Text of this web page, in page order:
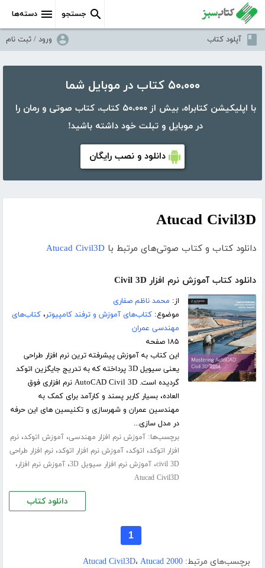
دسته‌ها جستجو
آپلود کتاب ورود / ثبت نام
۵۰،۰۰۰ کتاب در موبایل شما
با اپلیکیشن کتابراه، بیش از ۵۰،۰۰۰ کتاب، کتاب صوتی و رمان را
در موبایل و تبلت خود داشته باشید!
دانلود و نصب رایگان
Atucad Civil3D
دانلود کتاب و کتاب صوتی‌های مرتبط با Atucad Civil3D
دانلود کتاب آموزش نرم افزار Civil 3D
از: محمد ناظم صفاری
موضوع:کتاب‌های آموزش و ترفند کامپیوتر،کتاب‌های
مهندسی عمران
۱۸۵ صفحه
این کتاب به آموزش پیشرفته ترین نرم افزار طراحی
یعنی سیویل 3D پرداخته که به تدریج جایگزین اتوکد
گردیده است. AutoCAD Civil 3D نرم افزاری فوق
العاده، بسیار کاربر پسند و کارآمد برای کمک به
مهندسین عمران و شهرسازی و تکنیسین های این حرفه
در مدل سازی...
برچسب‌ها:آموزش نرم افزار مهندسی،آموزش اتوکد،نرم
افزار اتوکد، اتوکد،آموزش نرم افزار اتوکد،نرم افزار طراحی
civil 3D،آموزش نرم افزار سیویل 3D ،آموزش نرم افزار،
Atucad Civil3D
دانلود کتاب
1
برچسب‌های مرتبط: Atucad Civil3D، Atucad 2000